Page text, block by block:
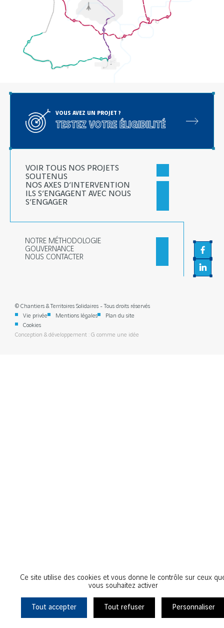
Ils s'engagent avec nous
VOUS AVEZ UN PROJET ?
TESTEZ VOTRE ÉLIGIBILITÉ
VOIR TOUS NOS PROJETS
SOUTENUS
NOS AXES D’INTERVENTION
ILS S’ENGAGENT AVEC NOUS
S’ENGAGER
NOTRE MÉTHODOLOGIE
GOUVERNANCE
NOUS CONTACTER
© Chantiers & Territoires Solidaires - Tous droits réservés
Vie privée
Mentions légales
Plan du site
Cookies
Conception & développement : G comme une idée
Ce site utilise des cookies et vous donne le contrôle sur ceux
vous souhaitez activer
Tout accepter Tout refuser Personnaliser